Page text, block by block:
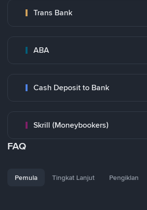
Trans Bank
ABA
Cash Deposit to Bank
Skrill (Moneybookers)
FAQ
Pemula Tingkat Lanjut Pengiklan